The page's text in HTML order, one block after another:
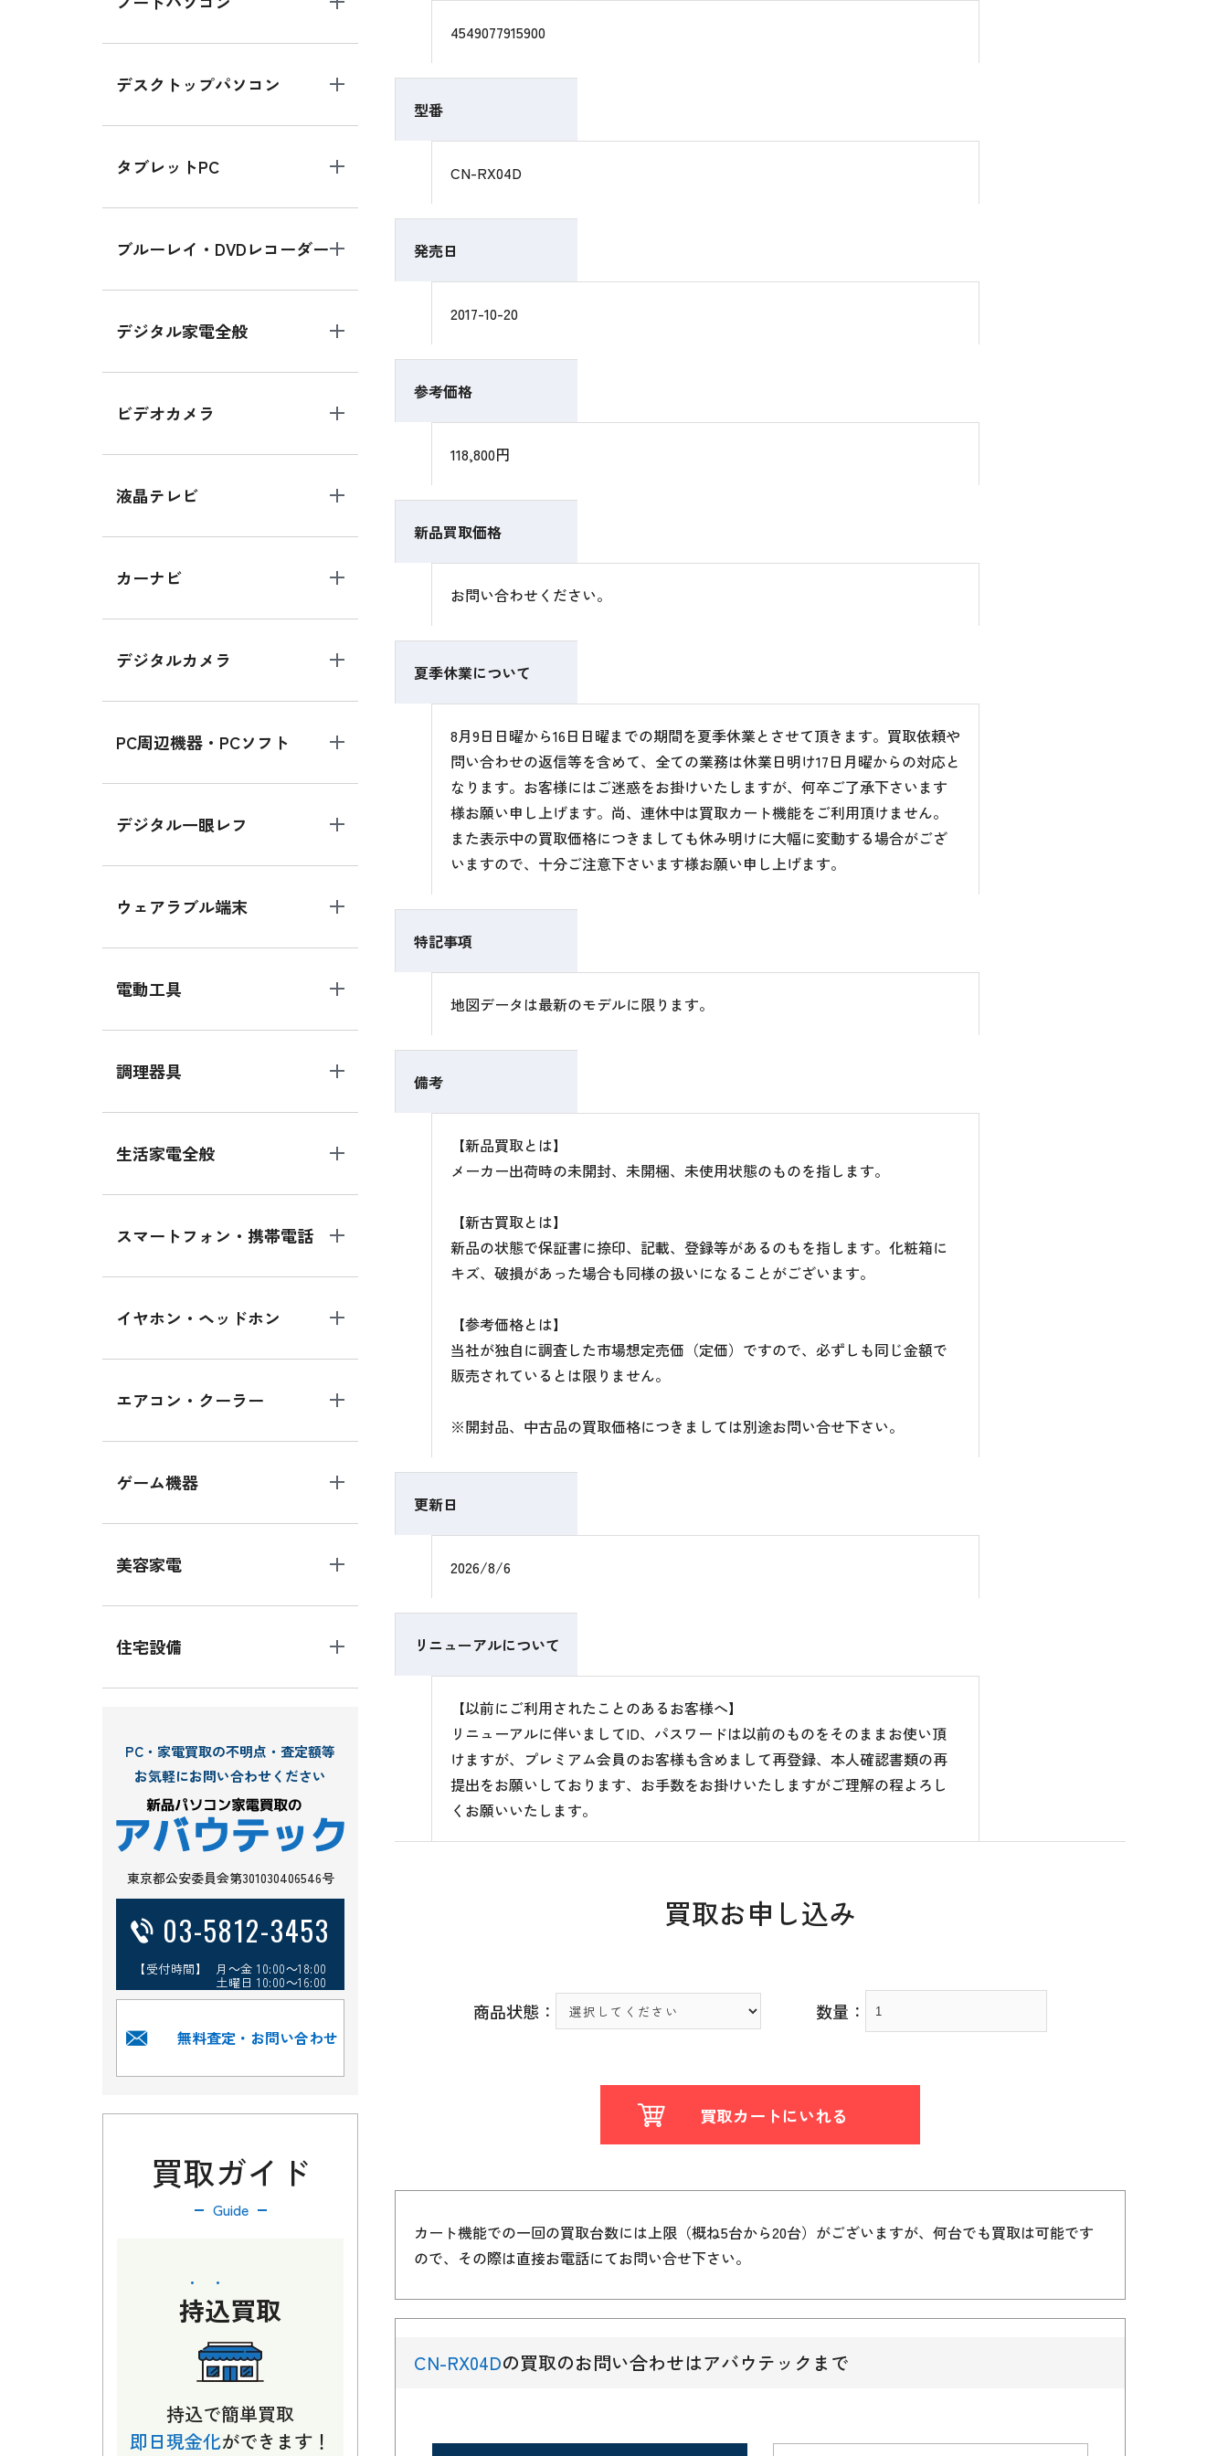
デスクトップパソコン
タブレットPC
ブルーレイ・DVDレコーダー
デジタル家電全般
ビデオカメラ
液晶テレビ
カーナビ
デジタルカメラ
PC周辺機器・PCソフト
デジタル一眼レフ
ウェアラブル端末
電動工具
調理器具
生活家電全般
スマートフォン・携帯電話
イヤホン・ヘッドホン
エアコン・クーラー
ゲーム機器
美容家電
住宅設備
PC・家電買取の不明点・査定額等
お気軽にお問い合わせください
東京都公安委員会第301030406546号
03-5812-3453
【受付時間】 月～金 10:00～18:00
土曜日 10:00～16:00
無料査定・お問い合わせ
買取ガイド
Guide
持込買取
持込で簡単買取
即日現金化ができます！
4549077915900
型番
CN-RX04D
発売日
2017-10-20
参考価格
118,800円
新品買取価格
お問い合わせください。
夏季休業について
8月9日日曜から16日日曜までの期間を夏季休業とさせて頂きます。買取依頼や
問い合わせの返信等を含めて、全ての業務は休業日明け17日月曜からの対応と
なります。お客様にはご迷惑をお掛けいたしますが、何卒ご了承下さいます
様お願い申し上げます。尚、連休中は買取カート機能をご利用頂けません。
また表示中の買取価格につきましても休み明けに大幅に変動する場合がござ
いますので、十分ご注意下さいます様お願い申し上げます。
特記事項
地図データは最新のモデルに限ります。
備考
【新品買取とは】
メーカー出荷時の未開封、未開梱、未使用状態のものを指します。
【新古買取とは】
新品の状態で保証書に捺印、記載、登録等があるのもを指します。化粧箱に
キズ、破損があった場合も同様の扱いになることがございます。
【参考価格とは】
当社が独自に調査した市場想定売価（定価）ですので、必ずしも同じ金額で
販売されているとは限りません。
※開封品、中古品の買取価格につきましては別途お問い合せ下さい。
更新日
2026/8/6
リニューアルについて
【以前にご利用されたことのあるお客様へ】
リニューアルに伴いましてID、パスワードは以前のものをそのままお使い頂
けますが、プレミアム会員のお客様も含めまして再登録、本人確認書類の再
提出をお願いしております、お手数をお掛けいたしますがご理解の程よろし
くお願いいたします。
買取お申し込み
商品状態： 数量：
買取カートにいれる
カート機能での一回の買取台数には上限（概ね5台から20台）がございますが、何台でも買取は可能です
ので、その際は直接お電話にてお問い合せ下さい。
CN-RX04Dの買取のお問い合わせはアバウテックまで